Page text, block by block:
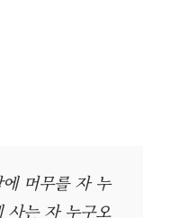
머무를 자 누
사는 자 누구오